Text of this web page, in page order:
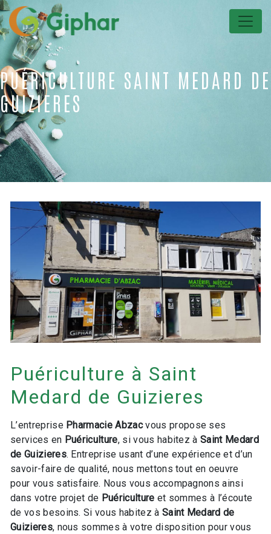
Panneau de gestion des cookies
PUÉRICULTURE SAINT MEDARD DE
GUIZIERES
Puériculture à Saint
Medard de Guizieres
L’entreprise Pharmacie Abzacvous propose ses
services en Puériculture, si vous habitez àSaint Medard
de Guizieres. Entreprise usant d’une expérience et d’un
savoir-faire de qualité, nous mettons tout en oeuvre
pour vous satisfaire. Nous vous accompagnons ainsi
dans votre projet de Puériculture et sommes à l’écoute
de vos besoins. Si vous habitez à Saint Medard de
Guizieres, nous sommes à votre disposition pour vous